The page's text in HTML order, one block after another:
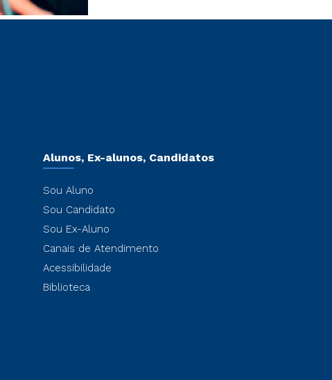
Alunos, Ex-alunos, Candidatos
Sou Aluno
Sou Candidato
Sou Ex-Aluno
Canais de Atendimento
Acessibilidade
Biblioteca